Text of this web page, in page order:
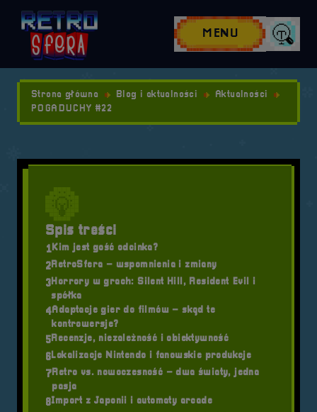
Przejdź do nawigacji
Przejdź do treści
Przejdź do stopki
MENU
Strona główna Blog i aktualności
Aktualności
POGADUCHY #22
Spis treści
1Kim jest gość odcinka?
2RetroSfera – wspomnienia i zmiany
3Horrory w grach: Silent Hill, Resident Evil i
spółka
4Adaptacje gier do filmów – skąd te
kontrowersje?
5Recenzje, niezależność i obiektywność
6Lokalizacje Nintendo i fanowskie produkcje
7Retro vs. nowoczesność – dwa światy, jedna
pasja
8Import z Japonii i automaty arcade